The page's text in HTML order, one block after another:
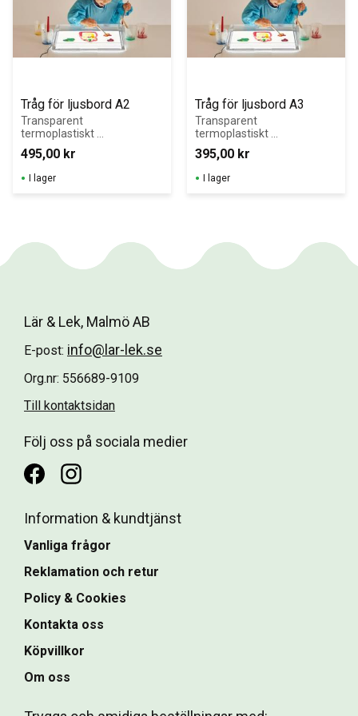
50 000 timmar.
Bordet är
bärbart och
enkel att hålla
ren.
Tråg för ljusbord A2
Transparent
termoplastiskt
skydd utformad
för att passa
vårt A2 Ljusbord.
495,00 kr
I lager
Tråg för ljusbord A3
Transparent
termoplastiskt
skydd utformad
för att passa
vårt A3 Ljusbord.
395,00 kr
I lager
Lär & Lek, Malmö AB
E-post: info@lar-lek.se
Org.nr: 556689-9109
Till kontaktsidan
Följ oss på sociala medier
Information & kundtjänst
Vanliga frågor
Reklamation och retur
Policy & Cookies
Kontakta oss
Köpvillkor
Om oss